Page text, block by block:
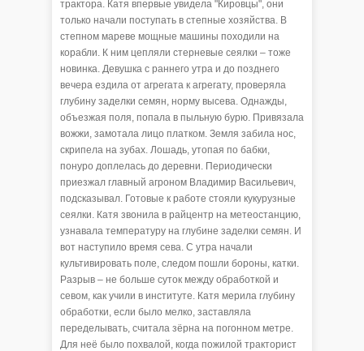
трактора. Катя впервые увидела "Кировцы", они
только начали поступать в степные хозяйства. В
степном мареве мощные машины походили на
корабли. К ним цепляли стерневые сеялки – тоже
новинка. Девушка с раннего утра и до позднего
вечера ездила от агрегата к агрегату, проверяла
глубину заделки семян, норму высева. Однажды,
объезжая поля, попала в пыльную бурю. Привязала
вожжи, замотала лицо платком. Земля забила нос,
скрипела на зубах. Лошадь, утопая по бабки,
понуро доплелась до деревни. Периодически
приезжал главный агроном Владимир Васильевич,
подсказывал. Готовые к работе стояли кукурузные
сеялки. Катя звонила в райцентр на метеостанцию,
узнавала температуру на глубине заделки семян. И
вот наступило время сева. С утра начали
культивировать поле, следом пошли бороны, катки.
Разрыв – не больше суток между обработкой и
севом, как учили в институте. Катя мерила глубину
обработки, если было мелко, заставляла
переделывать, считала зёрна на погонном метре.
Для неё было похвалой, когда пожилой тракторист